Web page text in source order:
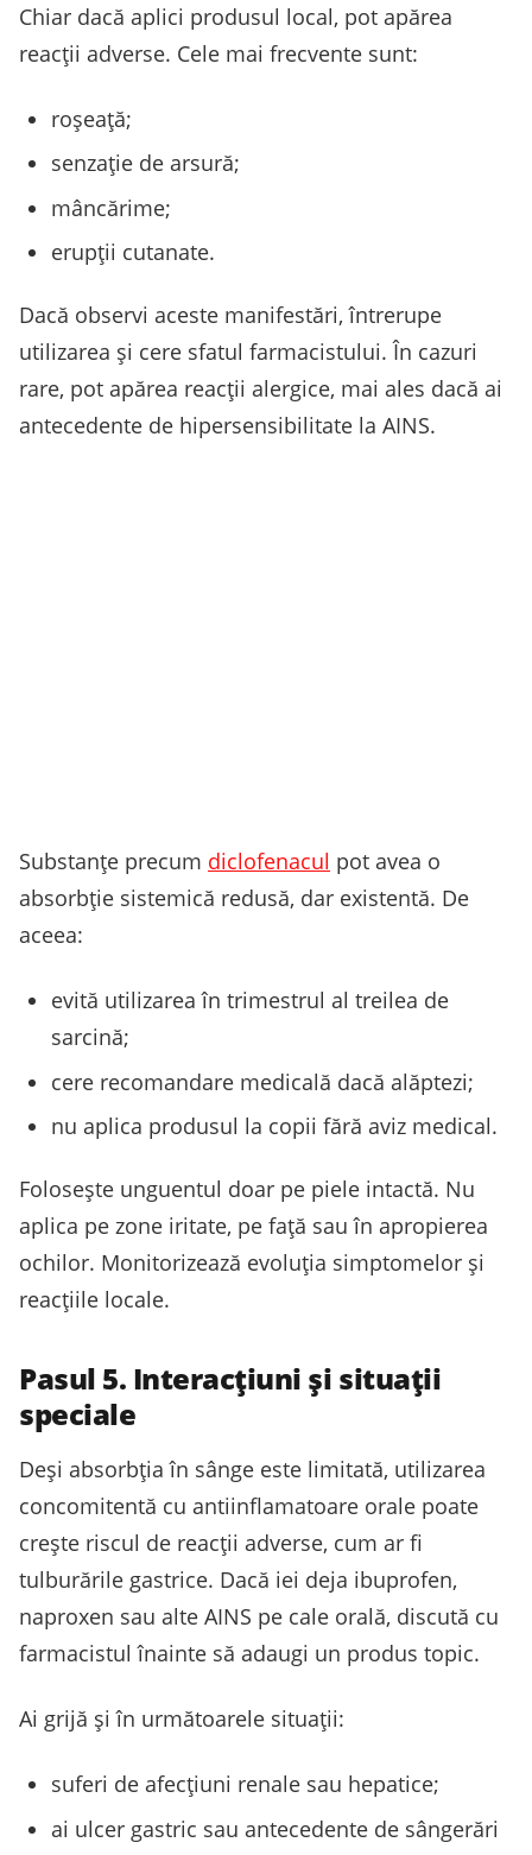
Chiar dacă aplici produsul local, pot apărea
reacții adverse. Cele mai frecvente sunt:
roșeață;
senzație de arsură;
mâncărime;
erupții cutanate.
Dacă observi aceste manifestări, întrerupe
utilizarea și cere sfatul farmacistului. În cazuri
rare, pot apărea reacții alergice, mai ales dacă ai
antecedente de hipersensibilitate la AINS.
Substanțe precum diclofenacul pot avea o
absorbție sistemică redusă, dar existentă. De
aceea:
evită utilizarea în trimestrul al treilea de
sarcină;
cere recomandare medicală dacă alăptezi;
nu aplica produsul la copii fără aviz medical.
Folosește unguentul doar pe piele intactă. Nu
aplica pe zone iritate, pe față sau în apropierea
ochilor. Monitorizează evoluția simptomelor și
reacțiile locale.
Pasul 5. Interacțiuni și situații
speciale
Deși absorbția în sânge este limitată, utilizarea
concomitentă cu antiinflamatoare orale poate
crește riscul de reacții adverse, cum ar fi
tulburările gastrice. Dacă iei deja ibuprofen,
naproxen sau alte AINS pe cale orală, discută cu
farmacistul înainte să adaugi un produs topic.
Ai grijă și în următoarele situații:
suferi de afecțiuni renale sau hepatice;
ai ulcer gastric sau antecedente de sângerări